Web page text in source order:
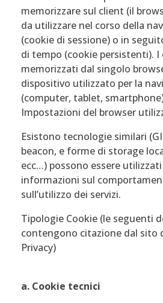
memorizzare sul client (il
da utilizzare nel corso della
(cookie di sessione) o in
di tempo (cookie persistenti). I
memorizzati dal singolo
dispositivo utilizzato per la
(computer, tablet,
Impostazioni del browser
Esistono tecnologie similari
beacon, e forme di storage
ecc…) possono essere
informazioni sul
sull’utilizzo dei servizi.
Tipologie Cookie (le seguenti
contengono citazione dal sito
Privacy)
a. Cookie tecnici